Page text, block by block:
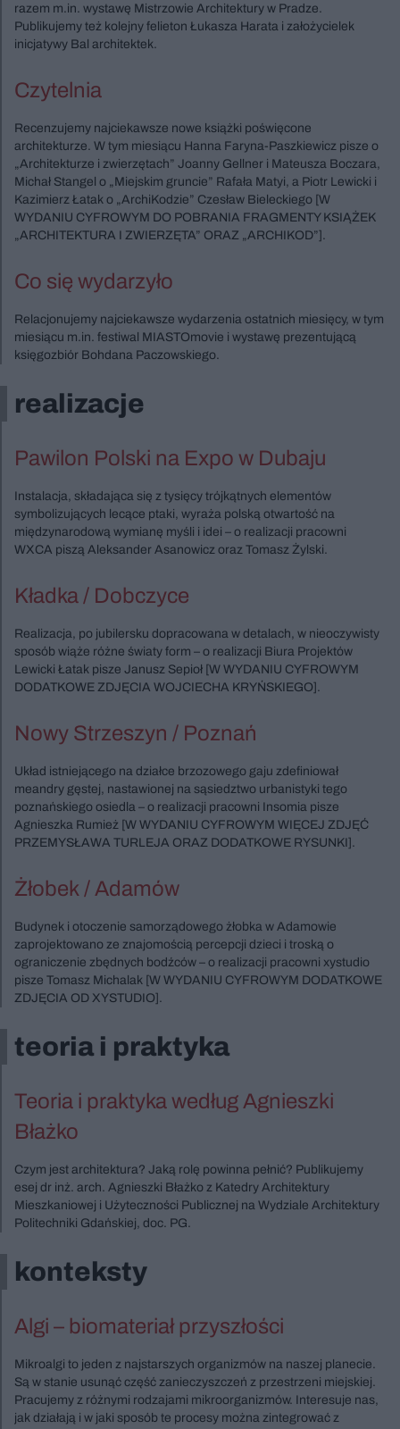
razem m.in. wystawę Mistrzowie Architektury w Pradze.
Publikujemy też kolejny felieton Łukasza Harata i założycielek
inicjatywy Bal architektek.
Czytelnia
Recenzujemy najciekawsze nowe książki poświęcone
architekturze. W tym miesiącu Hanna Faryna-Paszkiewicz pisze o
„Architekturze i zwierzętach” Joanny Gellner i Mateusza Boczara,
Michał Stangel o „Miejskim gruncie” Rafała Matyi, a Piotr Lewicki i
Kazimierz Łatak o „ArchiKodzie” Czesław Bieleckiego [W
WYDANIU CYFROWYM DO POBRANIA FRAGMENTY KSIĄŻEK
„ARCHITEKTURA I ZWIERZĘTA” ORAZ „ARCHIKOD”].
Co się wydarzyło
Relacjonujemy najciekawsze wydarzenia ostatnich miesięcy, w tym
miesiącu m.in. festiwal MIASTOmovie i wystawę prezentującą
księgozbiór Bohdana Paczowskiego.
realizacje
Pawilon Polski na Expo w Dubaju
Instalacja, składająca się z tysięcy trójkątnych elementów
symbolizujących lecące ptaki, wyraża polską otwartość na
międzynarodową wymianę myśli i idei – o realizacji pracowni
WXCA piszą Aleksander Asanowicz oraz Tomasz Żylski.
Kładka / Dobczyce
Realizacja, po jubilersku dopracowana w detalach, w nieoczywisty
sposób wiąże różne światy form – o realizacji Biura Projektów
Lewicki Łatak pisze Janusz Sepioł [W WYDANIU CYFROWYM
DODATKOWE ZDJĘCIA WOJCIECHA KRYŃSKIEGO].
Nowy Strzeszyn / Poznań
Układ istniejącego na działce brzozowego gaju zdefiniował
meandry gęstej, nastawionej na sąsiedztwo urbanistyki tego
poznańskiego osiedla – o realizacji pracowni Insomia pisze
Agnieszka Rumież [W WYDANIU CYFROWYM WIĘCEJ ZDJĘĆ
PRZEMYSŁAWA TURLEJA ORAZ DODATKOWE RYSUNKI].
Żłobek / Adamów
Budynek i otoczenie samorządowego żłobka w Adamowie
zaprojektowano ze znajomością percepcji dzieci i troską o
ograniczenie zbędnych bodźców – o realizacji pracowni xystudio
pisze Tomasz Michalak [W WYDANIU CYFROWYM DODATKOWE
ZDJĘCIA OD XYSTUDIO].
teoria i praktyka
Teoria i praktyka według Agnieszki
Błażko
Czym jest architektura? Jaką rolę powinna pełnić? Publikujemy
esej dr inż. arch. Agnieszki Błażko z Katedry Architektury
Mieszkaniowej i Użyteczności Publicznej na Wydziale Architektury
Politechniki Gdańskiej, doc. PG.
konteksty
Algi – biomateriał przyszłości
Mikroalgi to jeden z najstarszych organizmów na naszej planecie.
Są w stanie usunąć część zanieczyszczeń z przestrzeni miejskiej.
Pracujemy z różnymi rodzajami mikroorganizmów. Interesuje nas,
jak działają i w jaki sposób te procesy można zintegrować z